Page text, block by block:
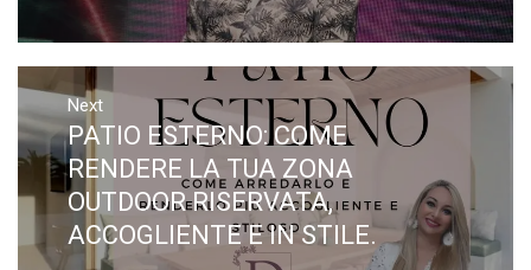
Next
Next
post:
PATIO ESTERNO: COME
RENDERE LA TUA ZONA
OUTDOOR RISERVATA,
ACCOGLIENTE E IN STILE.